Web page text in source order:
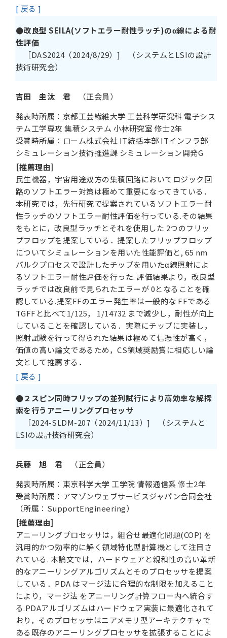
[ 戻る ]
●改良型 SEILA(ソフトエラー耐性ラッチ)のα線による耐
性評価
［DAS2024（2024/8/29）] （システムとLSIの設計
技術研究会）
吉田 圭汰 君 （正会員）
発表時所属：京都工芸繊維大学 工芸科学研究科 電子シス
テム工学専攻 集積システム 小林研究室 修士2年
受賞時所属：ローム株式会社 IT統括本部 ITインフラ部
シミュレーション技術推進課 シミュレーション開発G
[推薦理由]
民生機器，宇宙用途双方の集積回路においてロジック回
路のソフトエラー対策は極めて重要になってきている．
本研究では，先行研究で提案されているソフトエラー耐
性ラッチのソフトエラー耐性評価を行っている.その結果
をもとに，改良型ラッチとそれを使用した 2つのフリッ
プフロップを提案している．提案したフリップフロップ
についてシミュレーションを用いた性能評価と, 65 nm
バルクプロセスで設計したチップを用いたα線照射によ
るソフトエラー耐性評価を行った. 評価結果より，改良型
ラッチでは改良前で見られたエラーが 0となることを確
認している.提案FFのエラー発生率は一般的な FFである
TGFFと比べて1/125， 1/14732 まで減少し，耐性が向上
していることを確認している．実際にチップに実装し，
照射試験を行って得られた結果は極めて信憑性が高く，
価値の高い論文であるため，CS領域奨励賞に相応しい論
文として推薦する．
[ 戻る ]
●２スピン同時フリップの並列試行により高効率な解探
索を行うアニーリングプロセッサ
［2024-SLDM-207（2024/11/13）] （システムと
LSIの設計技術研究会）
兵藤 旭 君 （正会員）
発表時所属：東京科学大学 工学院 情報通信系 修士2年
受賞時所属：アマゾンウェブサービスジャパン合同会社
（所属：SupportEngineering）
[推薦理由]
アニーリングプロセッサは，組合せ最適化問題(COP) を
汎用的かつ効率的に解く領域特化型計算機として注目さ
れている. 本論文では，ハードウェアと親和性の高い革新
的なアニーリングアルゴリズムとそのプロセッサを提案
している．PDA はマージ法に合理的な制限を加えること
により，マージ法 をアニーリング計算フロー内へ統合す
る.PDAアルゴリズムはハードウェア実装に最適化されて
おり，そのプロセッサはニアメモリ型アーキテクチャで
ある既存のアニーリングプロセッサを拡張することによ